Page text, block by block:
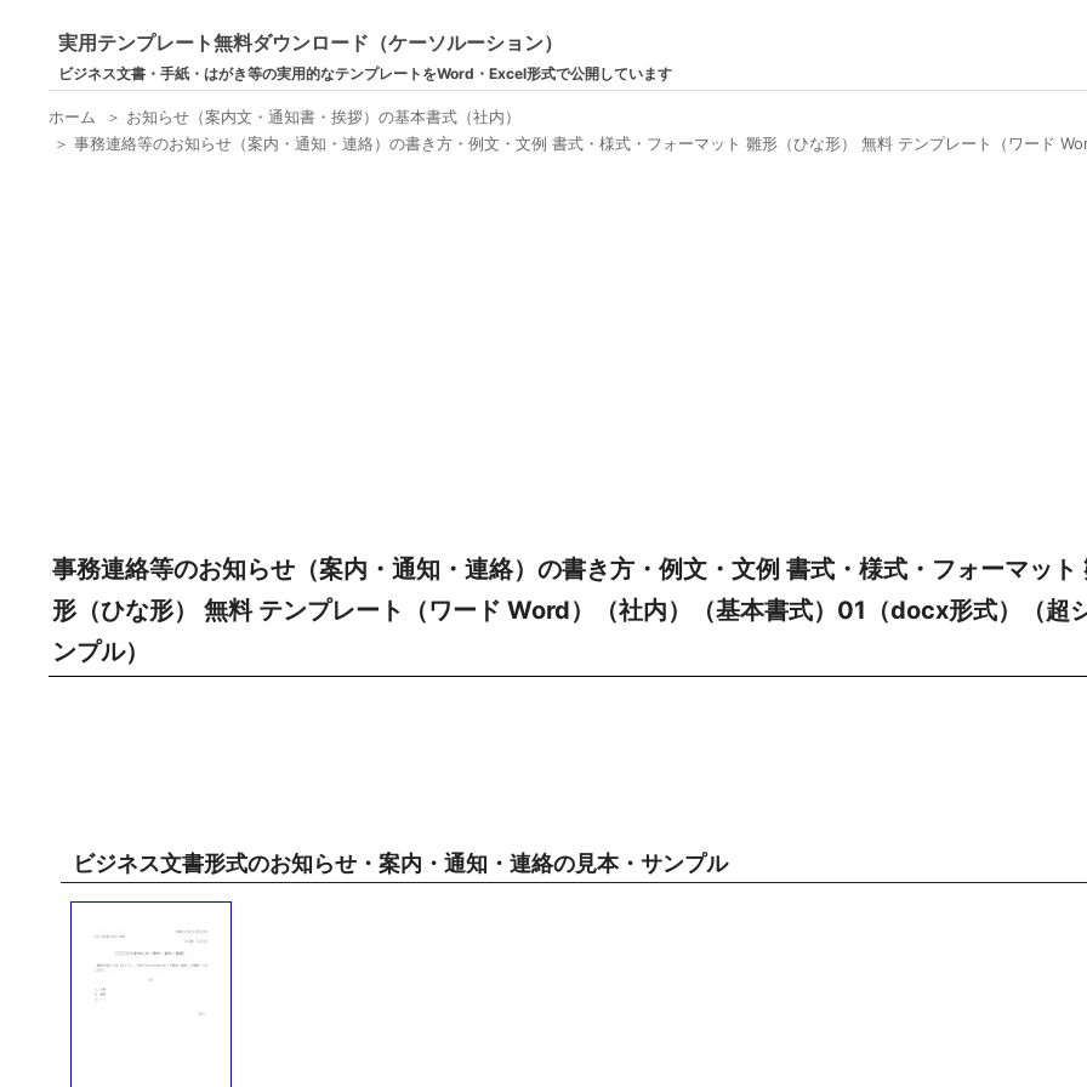
実用テンプレート無料ダウンロード（ケーソルーション）
ビジネス文書・手紙・はがき等の実用的なテンプレートをWord・Excel形式で公開しています
ホーム ＞ お知らせ（案内文・通知書・挨拶）の基本書式（社内）
＞事務連絡等のお知らせ（案内・通知・連絡）の書き方・例文・文例 書式・様式・フォーマット 雛形（ひな形） 無料 テンプレート（ワード
事務連絡等のお知らせ（案内・通知・連絡）の書き方・例文・文例 書式・様式・フォーマット
形（ひな形） 無料 テンプレート（ワード Word）（社内）（基本書式）01（docx形式）（超
ンプル）
ビジネス文書形式のお知らせ・案内・通知・連絡の見本・サンプル